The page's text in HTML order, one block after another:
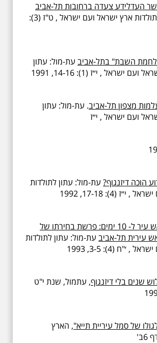
העדלידע צעדה ברחובות תל-אביב
עת-מול: עתון לתולדות ארץ ישראל ועם ישראל , ט"ז (3):
השבת" בתל-אביב עת-מול: עתון
ישראל , י״ז (1): 14-16, 1991
מצפון תל-אביב. עת-מול: עתון
ועם ישראל , י״ז
הוכה דיזנגוף? עת-מול: עתון לתולדות
(4): 17-18, 1992
ראש עיר ל- 10 ימים: פרשת בחירתו של
עירית תל-אביב עת-מול: עתון לתולדות
׳"ח (4): 3-5, 1993
שנים בלי דיזנגוף, עתמול, שנת י"ט
של סמל עיריית תייא", הארץ